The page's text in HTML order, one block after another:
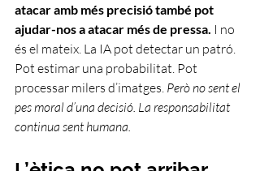
atacar amb més precisió també pot
ajudar-nos a atacar més de pressa. I no
és el mateix. La IA pot detectar un patró.
Pot estimar una probabilitat. Pot
processar milers d’imatges. Però no sent el
pes moral d’una decisió. La responsabilitat
continua sent humana.